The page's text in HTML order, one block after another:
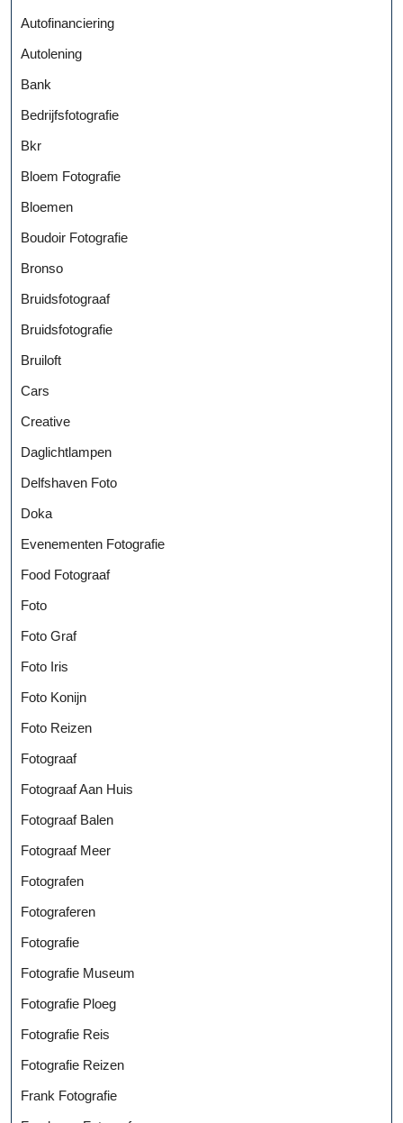
Autofinanciering
Autolening
Bank
Bedrijfsfotografie
Bkr
Bloem Fotografie
Bloemen
Boudoir Fotografie
Bronso
Bruidsfotograaf
Bruidsfotografie
Bruiloft
Cars
Creative
Daglichtlampen
Delfshaven Foto
Doka
Evenementen Fotografie
Food Fotograaf
Foto
Foto Graf
Foto Iris
Foto Konijn
Foto Reizen
Fotograaf
Fotograaf Aan Huis
Fotograaf Balen
Fotograaf Meer
Fotografen
Fotograferen
Fotografie
Fotografie Museum
Fotografie Ploeg
Fotografie Reis
Fotografie Reizen
Frank Fotografie